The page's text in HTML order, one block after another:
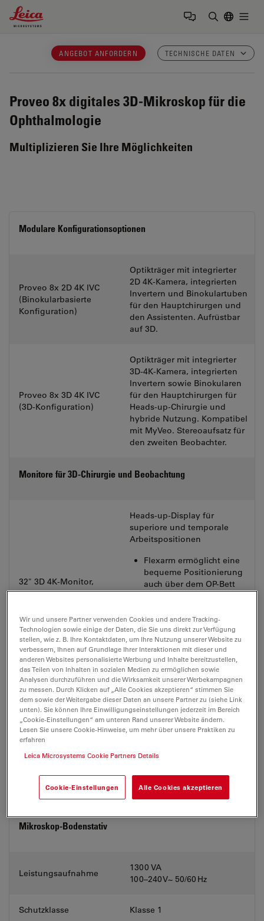
Leica Microsystems Logo
ANGEBOT ANFORDERN TECHNISCHE DATEN
Proveo 8x digitales 3D-Mikroskop für die
Ophthalmologie
Multiplizieren Sie Ihre Möglichkeiten
Modulare Konfigurationsoptionen
Proveo 8x 2D 4K IVC
(Binokularbasierte
Konfiguration)
Optikträger mit integrierter
2D 4K-Kamera, integrierten
Invertern und Binokulartuben
für den Hauptchirurgen und
den Assistenten. Aufrüstbar
auf 3D.
Proveo 8x 3D 4K IVC
(3D-Konfiguration)
Optikträger mit integrierter
3D-4K-Kamera, integrierten
Invertern sowie Binokularen
für den Hauptchirurgen für
Heads-up-Chirurgie und
hybride Nutzung. Kompatibel
mit MyVeo. Stereoaufsatz für
den zweiten Beobachter.
Monitore für 3D-Chirurgie und Beobachtung
32" 3D 4K-Monitor,
wagenmontiert
Heads-up-Display für
superiore und temporale
Arbeitspositionen
Flexarm ermöglicht eine
bequeme Positionierung
auch über dem OP-Bett
Modelle: Eizo LCD oder
Sony LCD
55" 3D 4K-Monitor,
Heads-up-Display für
superiore und temporale
Arbeitspositionen
Betrachtungsabstand:
Sony LCD
Mikroskop-Bodenstativ
Leistungsaufnahme
1300 VA
100–240 V~ 50/60 Hz
Schutzklasse Klasse 1
Wir und unsere Partner verwenden Cookies und andere Tracking-
Technologien sowie einige der Daten, die Sie uns direkt zur Verfügung
stellen, wie z. B. Ihre Kontaktdaten, um Ihre Nutzung unserer Website zu
verbessern, Ihnen auf Grundlage Ihrer Interaktionen mit dieser und
anderen Websites personalisierte Werbung und Inhalte bereitzustellen,
das Teilen von Inhalten in sozialen Medien zu ermöglichen sowie
Analysen durchzuführen und die Wirksamkeit unserer Werbekampagnen
zu messen. Durch Klicken auf „Alle Cookies akzeptieren“ stimmen Sie
dem sowie der Weitergabe dieser Daten an unsere Partner zu (siehe Link
unten). Sie können Ihre Einwilligungseinstellungen jederzeit im Bereich
„Cookie-Einstellungen“ am unteren Rand unserer Website ändern.
Lesen Sie unsere Cookie-Hinweise, um mehr über unsere Praktiken zu
erfahren
Leica Microsystems Cookie Partners Details
Cookie-Einstellungen Alle Cookies akzeptieren